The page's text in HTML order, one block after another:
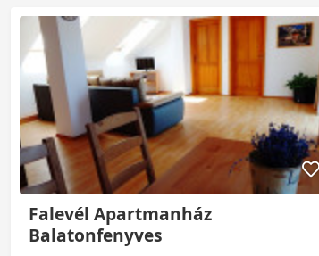
Falevél Apartmanház
Balatonfenyves